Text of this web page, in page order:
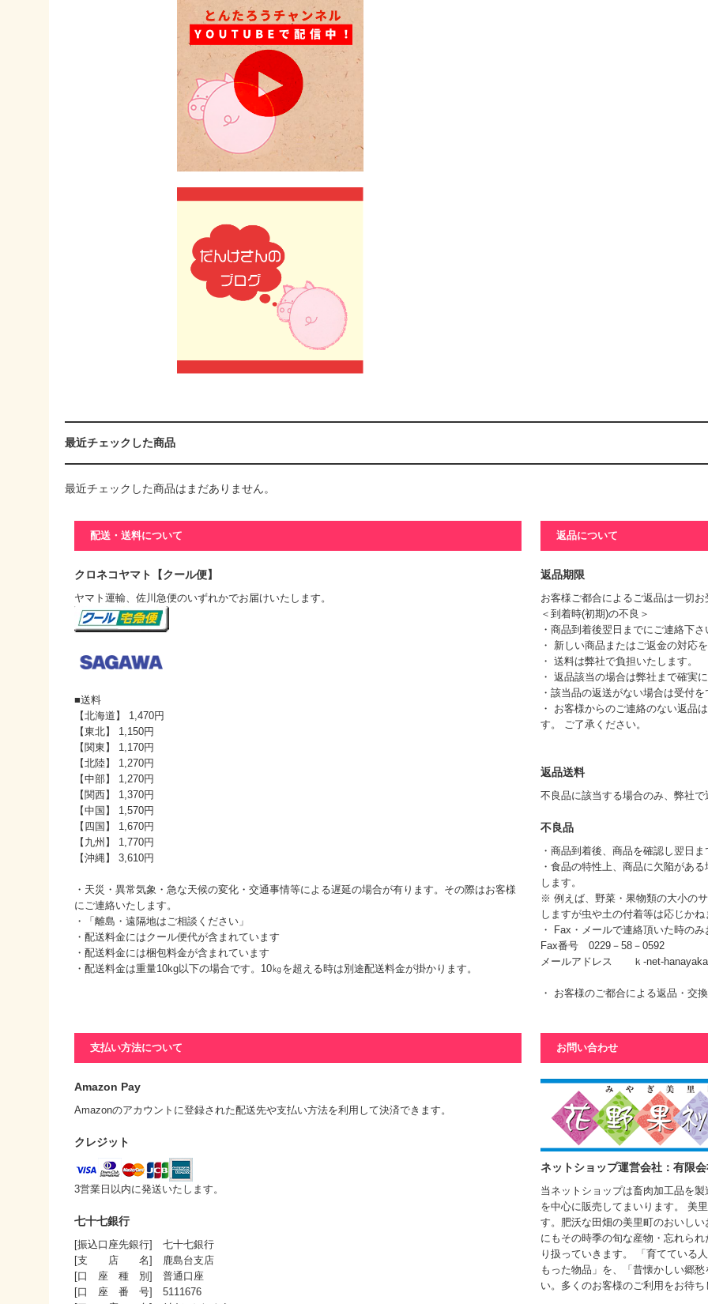
最近チェックした商品
最近チェックした商品はまだありません。
配送・送料について
クロネコヤマト【クール便】
ヤマト運輸、佐川急便のいずれかでお届けいたします。
■送料
【北海道】 1,470円
【東北】 1,150円
【関東】 1,170円
【北陸】 1,270円
【中部】 1,270円
【関西】 1,370円
【中国】 1,570円
【四国】 1,670円
【九州】 1,770円
【沖縄】 3,610円
・天災・異常気象・急な天候の変化・交通事情等による遅延の場合が有ります。その際はお客様
にご連絡いたします。
・「離島・遠隔地はご相談ください」
・配送料金にはクール便代が含まれています
・配送料金には梱包料金が含まれています
・配送料金は重量10kg以下の場合です。10㎏を超える時は別途配送料金が掛かります。
返品について
返品期限
お客様ご都合によるご返品は一切お
＜到着時(初期)の不良＞
・商品到着後翌日までにご連絡下さ
・ 新しい商品またはご返金の対応
・ 送料は弊社で負担いたします。
・ 返品該当の場合は弊社まで確実
・該当品の返送がない場合は受付
・ お客様からのご連絡のない返品
す。 ご了承ください。
返品送料
不良品に該当する場合のみ、弊社
不良品
・商品到着後、商品を確認し翌日
・食品の特性上、商品に欠陥があ
します。
※ 例えば、野菜・果物類の大小の
しますが虫や土の付着等は応じかね
・ Fax・メールで連絡頂いた時のみ
Fax番号 0229－58－0592
メールアドレス
ｋ-net-
・ お客様のご都合による返品・交
支払い方法について
Amazon Pay
Amazonのアカウントに登録された配送先や支払い方法を利用して決済できます。
クレジット
3営業日以内に発送いたします。
七十七銀行
[振込口座先銀行] 七十七銀行
[支 店 名] 鹿島台支店
[口 座 種 別] 普通口座
[口 座 番 号] 5111676
お問い合わせ
ネットショップ運営会社：有限
当ネットショップは畜肉加工品を
を中心に販売してまいります。 美
す。肥沃な田畑の美里町のおいし
にもその時季の旬な産物・忘れら
り扱っていきます。 「育てている
もった物品」を、「昔懐かしい郷
い。多くのお客様のご利用をお待ち